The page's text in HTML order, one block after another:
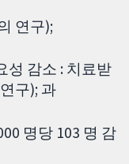
연구);
성 감소 : 치료받
구); 과
명당 103 명 감